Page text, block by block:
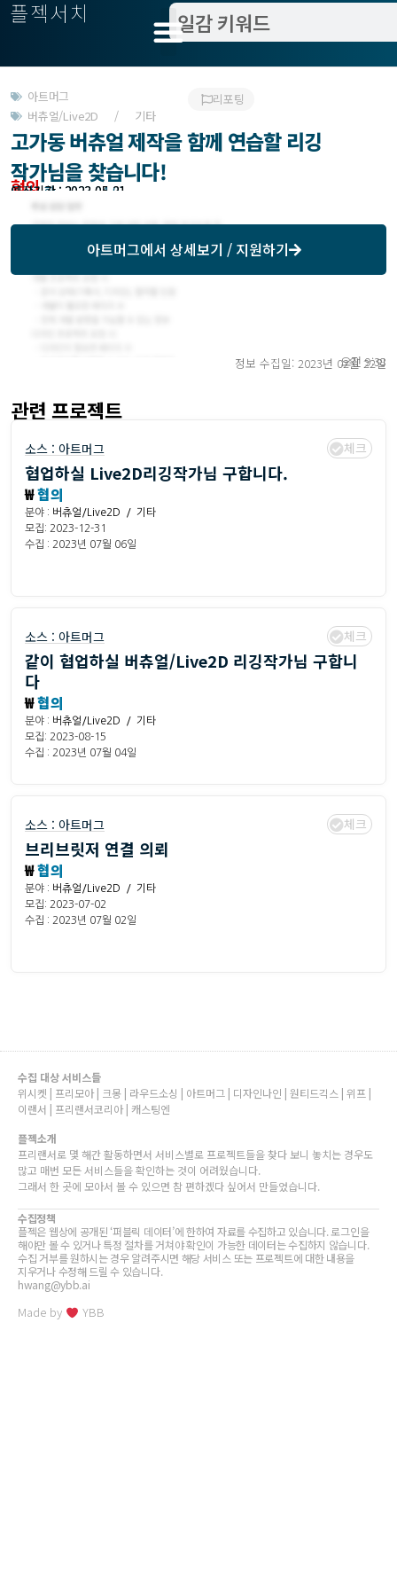
플젝서치
아트머그
버츄얼/Live2D / 기타
리포팅
고가동 버츄얼 제작을 함께 연습할 리깅
작가님을 찾습니다!
협의
모집기한 : 2023-04-01
예상기간 : 2023-05-31
아트머그에서 상세보기 / 지원하기
정보 수집일: 2023년 02월 22일
오전 9:38
관련 프로젝트
소스 : 아트머그 체크
협업하실 Live2D리깅작가님 구합니다.
₩협의
분야 : 버츄얼/Live2D / 기타
모집: 2023-12-31
수집 : 2023년 07월 06일
소스 : 아트머그 체크
같이 협업하실 버츄얼/Live2D 리깅작가님 구합니
다
₩협의
분야 : 버츄얼/Live2D / 기타
모집: 2023-08-15
수집 : 2023년 07월 04일
소스 : 아트머그 체크
브리브릿저 연결 의뢰
₩협의
분야 : 버츄얼/Live2D / 기타
모집: 2023-07-02
수집 : 2023년 07월 02일
수집 대상 서비스들
위시켓 | 프리모아 | 크몽 | 라우드소싱 | 아트머그 | 디자인나인 | 원티드긱스 | 위프 |
이랜서 | 프리랜서코리아 | 캐스팅엔
플젝소개
프리랜서로 몇 해간 활동하면서 서비스별로 프로젝트들을 찾다 보니 놓치는 경우도
많고 매번 모든 서비스들을 확인하는 것이 어려웠습니다.
그래서 한 곳에 모아서 볼 수 있으면 참 편하겠다 싶어서 만들었습니다.
수집정책
플젝은 웹상에 공개된 ‘퍼블릭 데이터’에 한하여 자료를 수집하고 있습니다. 로그인을
해야만 볼 수 있거나 특정 절차를 거쳐야 확인이 가능한 데이터는 수집하지 않습니다.
수집 거부를 원하시는 경우 알려주시면 해당 서비스 또는 프로젝트에 대한 내용을
지우거나 수정해 드릴 수 있습니다.
hwang@ybb.ai
Made by YBB